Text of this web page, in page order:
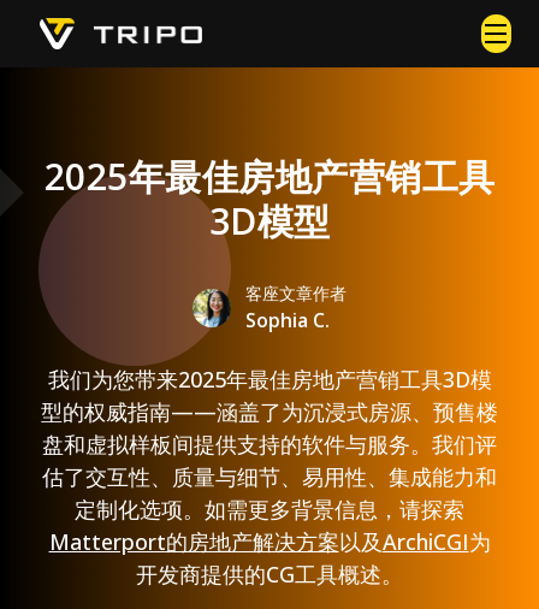
2025年最佳房地产营销工具
3D模型
客座文章作者
Sophia C.
我们为您带来2025年最佳房地产营销工具3D模
型的权威指南——涵盖了为沉浸式房源、预售楼
盘和虚拟样板间提供支持的软件与服务。我们评
估了交互性、质量与细节、易用性、集成能力和
定制化选项。如需更多背景信息，请探索
Matterport的房地产解决方案以及ArchiCGI为
开发商提供的CG工具概述。